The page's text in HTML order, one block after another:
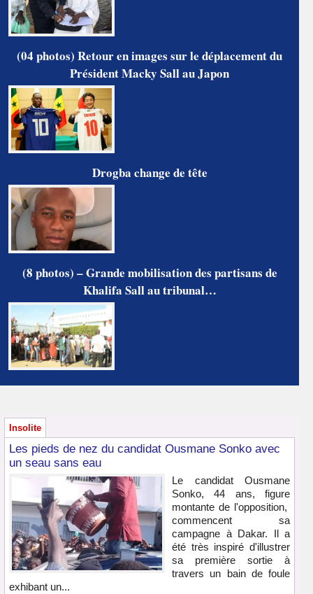
(04 photos) Retour en images sur le déplacement du
Président Macky Sall au Japon
Drogba change de tête
(8 photos) – Grande mobilisation des partisans de
Khalifa Sall au tribunal…
Insolite
Les pieds de nez du candidat Ousmane Sonko avec
un seau sans eau
Le candidat Ousmane
Sonko, 44 ans, figure
montante de l'opposition,
commencent sa
campagne à Dakar. Il a
été très inspiré d'illustrer
sa première sortie à
travers un bain de foule
exhibant un...